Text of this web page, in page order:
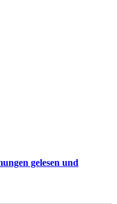
gelesen und